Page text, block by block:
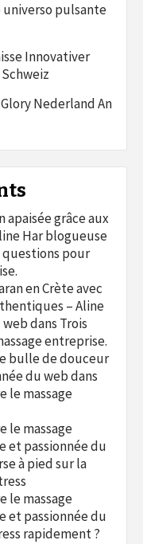
universo pulsante
Innovativer
Nederland An
grâce aux
Har blogueuse
questions pour
en Crète avec
– Aline
webdans Trois
entreprise.
bulle de douceur
du webdans
le massage
le massage
et passionnée du
à pied sur la
le massage
et passionnée du
rapidement ?